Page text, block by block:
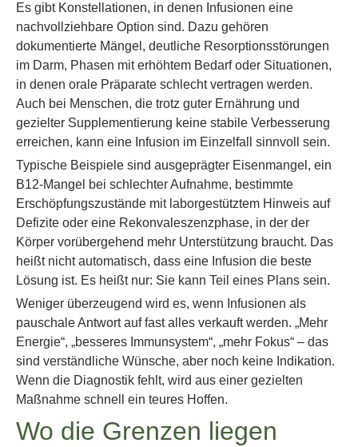
Es gibt Konstellationen, in denen Infusionen eine
nachvollziehbare Option sind. Dazu gehören
dokumentierte Mängel, deutliche Resorptionsstörungen
im Darm, Phasen mit erhöhtem Bedarf oder Situationen,
in denen orale Präparate schlecht vertragen werden.
Auch bei Menschen, die trotz guter Ernährung und
gezielter Supplementierung keine stabile Verbesserung
erreichen, kann eine Infusion im Einzelfall sinnvoll sein.
Typische Beispiele sind ausgeprägter Eisenmangel, ein
B12-Mangel bei schlechter Aufnahme, bestimmte
Erschöpfungszustände mit laborgestütztem Hinweis auf
Defizite oder eine Rekonvaleszenzphase, in der der
Körper vorübergehend mehr Unterstützung braucht. Das
heißt nicht automatisch, dass eine Infusion die beste
Lösung ist. Es heißt nur: Sie kann Teil eines Plans sein.
Weniger überzeugend wird es, wenn Infusionen als
pauschale Antwort auf fast alles verkauft werden. „Mehr
Energie“, „besseres Immunsystem“, „mehr Fokus“ – das
sind verständliche Wünsche, aber noch keine Indikation.
Wenn die Diagnostik fehlt, wird aus einer gezielten
Maßnahme schnell ein teures Hoffen.
Wo die Grenzen liegen